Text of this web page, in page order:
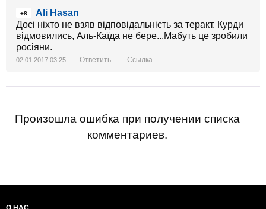
+8
Ali Hasan
Досі ніхто не взяв відповідальність за теракт. Курди
відмовились, Аль-Каїда не бере...Мабуть це зробили
росіяни.
02.01.2017 03:25 Ответить Ссылка
Произошла ошибка при получении списка
комментариев.